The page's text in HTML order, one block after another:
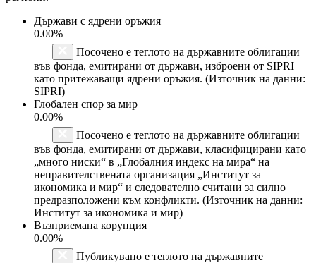
Държави с ядрени оръжия
0.00%
Посочено е теглото на държавните облигации
във фонда, емитирани от държави, изброени от SIPRI
като притежаващи ядрени оръжия. (Източник на данни:
SIPRI)
Глобален спор за мир
0.00%
Посочено е теглото на държавните облигации
във фонда, емитирани от държави, класифицирани като
„много ниски“ в „Глобалния индекс на мира“ на
неправителствената организация „Институт за
икономика и мир“ и следователно считани за силно
предразположени към конфликти. (Източник на данни:
Институт за икономика и мир)
Възприемана корупция
0.00%
Публикувано е теглото на държавните